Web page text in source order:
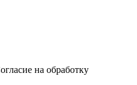
на обработку